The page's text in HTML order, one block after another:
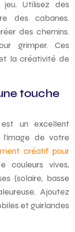
Utilisez des
des cabanes.
des chemins.
grimper. Ces
la créativité de
touche
est un excellent
de votre
créatif pour
couleurs vives,
(solaire, basse
Ajoutez
et guirlandes